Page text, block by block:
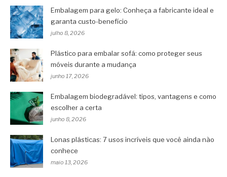
Embalagem para gelo: Conheça a fabricante ideal e
garanta custo-benefício
julho 8, 2026
Plástico para embalar sofá: como proteger seus
móveis durante a mudança
junho 17, 2026
Embalagem biodegradável: tipos, vantagens e como
escolher a certa
junho 8, 2026
Lonas plásticas: 7 usos incríveis que você ainda não
conhece
maio 13, 2026